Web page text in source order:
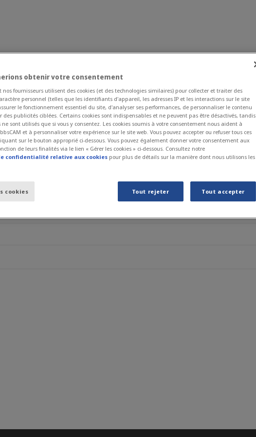
Pourquoi GibbsCAM?
Informations et Evènements
Boutique
obtenir votre consentement
nos fournisseurs utilisent des cookies (et des technologies similaires) pour collecter et traiter des
personnel (telles que les identifiants d'appareil, les adresses IP et les interactions sur le site
le fonctionnement essentiel du site, d'analyser ses performances, de personnaliser le contenu
des publicités ciblées. Certains cookies sont indispensables et ne peuvent pas être désactivés, tandis
sont utilisés que si vous y consentez. Les cookies soumis à votre consentement nous aident à
et à personnaliser votre expérience sur le site web. Vous pouvez accepter ou refuser tous ces
sur le bouton approprié ci-dessous. Vous pouvez également donner votre consentement aux
de leurs finalités via le lien « Gérer les cookies » ci-dessous. Consultez notre
confidentialité relative aux cookies pour plus de détails sur la manière dont nous utilisons les
cookies Tout rejeter Tout accepter